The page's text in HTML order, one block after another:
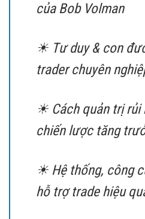
của Bob Volman
☀ Tư duy & con
trader chuyên
☀ Cách quản trị rủi
chiến lược tăng
☀ Hệ thống, công
hỗ trợ trade hiệu